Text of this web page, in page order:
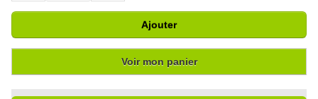
Ajouter
Voir mon panier